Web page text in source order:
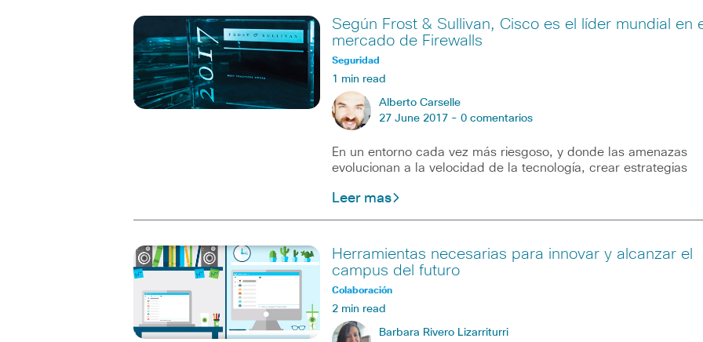
Según Frost & Sullivan, Cisco es el líder mundial en
mercado de Firewalls
Seguridad
1 min read
Alberto Carselle
27 June 2017 - 0 comentarios
En un entorno cada vez más riesgoso, y donde las amenazas
evolucionan a la velocidad de la tecnología, crear estrategias
Leer mas
Herramientas necesarias para innovar y alcanzar el
campus del futuro
Colaboración
2 min read
Barbara Rivero Lizarriturri